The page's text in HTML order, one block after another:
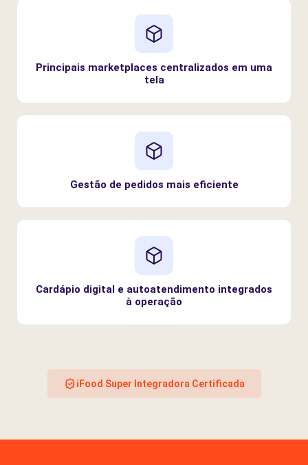
Principais marketplaces centralizados em uma
tela
Gestão de pedidos mais eficiente
Cardápio digital e autoatendimento integrados
à operação
iFood Super Integradora Certificada